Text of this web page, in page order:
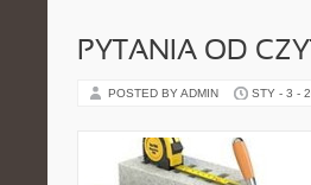
PYTANIA OD
POSTED BY ADMIN STY - 3 -